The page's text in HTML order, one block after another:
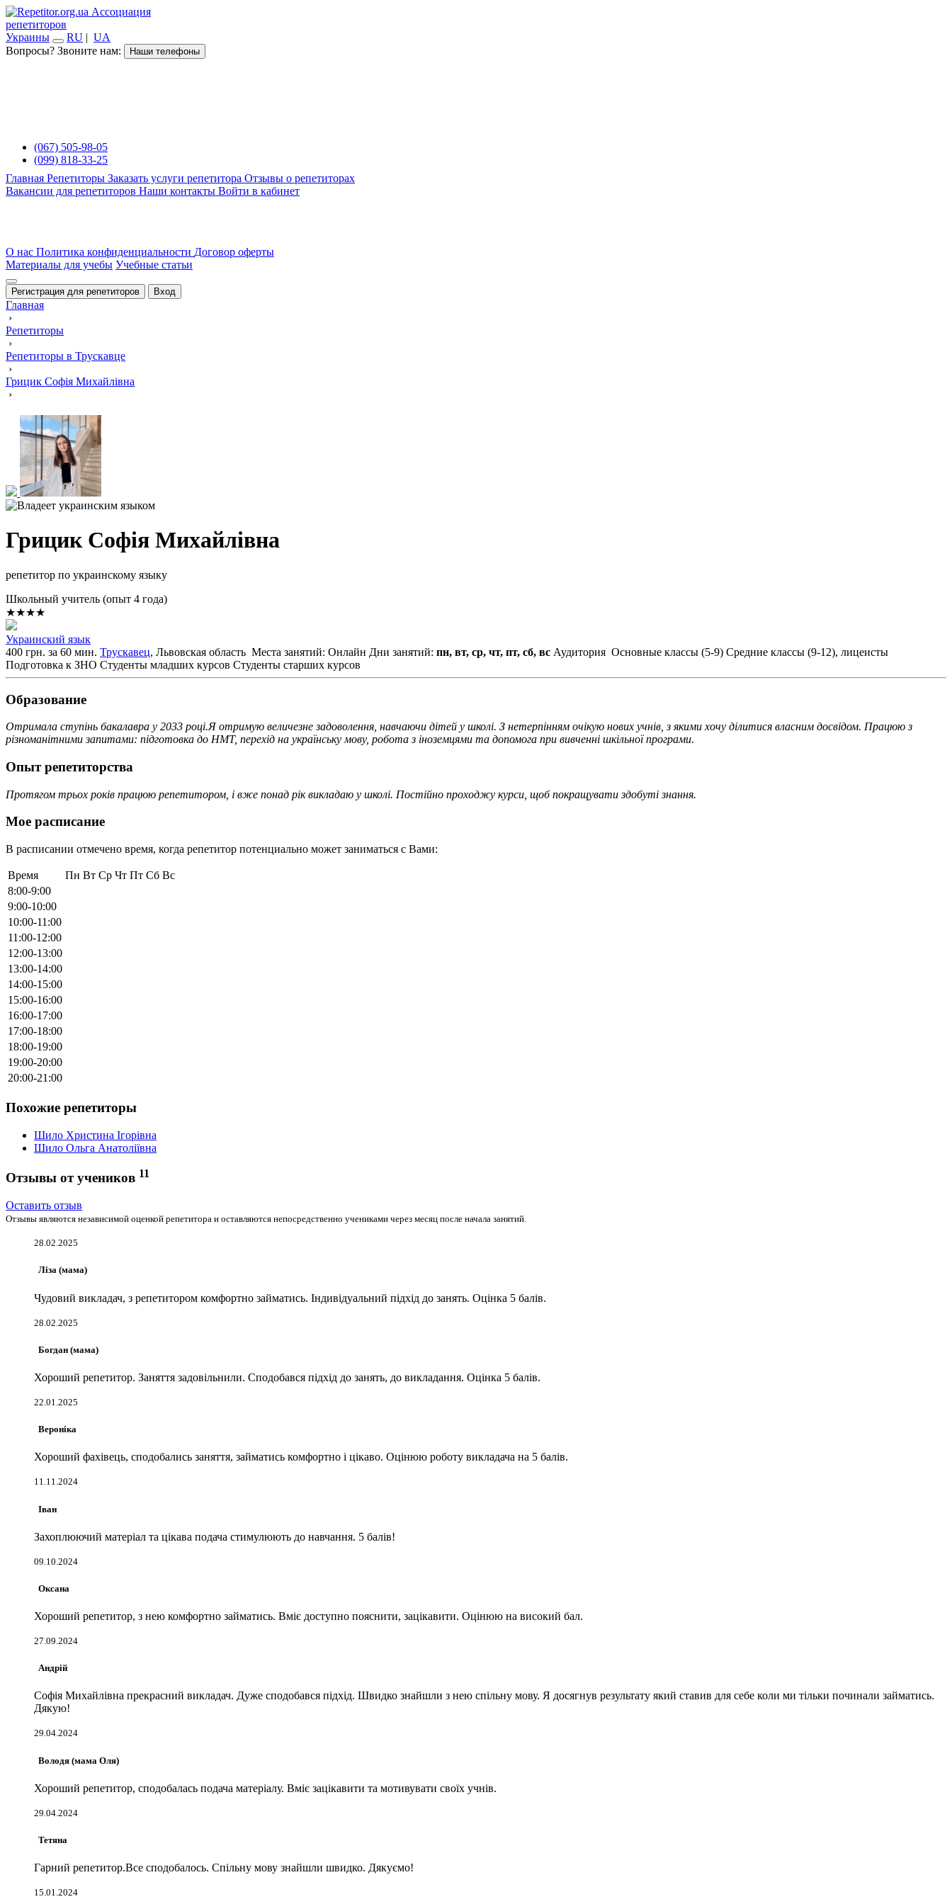
Ассоциация
репетиторов
Украины
RU | UA
Вопросы? Звоните нам:
Наши телефоны
(067) 505-98-05
(099) 818-33-25
Главная Репетиторы Заказать услуги репетитора Отзывы о репетиторах
Вакансии для репетиторов Наши контакты Войти в кабинет
О нас Политика конфиденциальности Договор оферты
Материалы для учебы Учебные статьи
Регистрация для репетиторов Вход
Главная
›
Репетиторы
›
Репетиторы в Трускавце
›
Грицик Софія Михайлівна
›
Грицик Софія Михайлівна
репетитор по украинскому языку
Школьный учитель (опыт 4 года)
★★★★
Украинский язык
400 грн. за 60 мин. Трускавец, Львовская область Места занятий: Онлайн Дни занятий: пн, вт, ср, чт, пт, сб, вс Аудитория Основные классы (5-9) Средние классы (9-12), лицеисты
Подготовка к ЗНО Студенты младших курсов Студенты старших курсов
Образование
Отримала ступінь бакалавра у 2033 році.Я отримую величезне задоволення, навчаючи дітей у школі. З нетерпінням очікую нових учнів, з якими хочу ділитися власним досвідом. Працюю з
різноманітними запитами: підготовка до НМТ, перехід на українську мову, робота з іноземцями та допомога при вивченні шкільної програми.
Опыт репетиторства
Протягом трьох років працюю репетитором, і вже понад рік викладаю у школі. Постійно проходжу курси, щоб покращувати здобуті знання.
Мое расписание
В расписании отмечено время, когда репетитор потенциально может заниматься с Вами:
Время Пн Вт Ср Чт Пт Сб Вс
8:00-9:00
9:00-10:00
10:00-11:00
11:00-12:00
12:00-13:00
13:00-14:00
14:00-15:00
15:00-16:00
16:00-17:00
17:00-18:00
18:00-19:00
19:00-20:00
20:00-21:00
Похожие репетиторы
Шило Христина Ігорівна
Шило Ольга Анатоліївна
Отзывы от учеников 11
Оставить отзыв
Отзывы являются независимой оценкой репетитора и оставляются непосредственно учениками через месяц после начала занятий.
28.02.2025
Ліза (мама)
Чудовий викладач, з репетитором комфортно займатись. Індивідуальний підхід до занять. Оцінка 5 балів.
28.02.2025
Богдан (мама)
Хороший репетитор. Заняття задовільнили. Сподобався підхід до занять, до викладання. Оцінка 5 балів.
22.01.2025
Вероніка
Хороший фахівець, сподобались заняття, займатись комфортно і цікаво. Оцінюю роботу викладача на 5 балів.
11.11.2024
Іван
Захоплюючий матеріал та цікава подача стимулюють до навчання. 5 балів!
09.10.2024
Оксана
Хороший репетитор, з нею комфортно займатись. Вміє доступно пояснити, зацікавити. Оцінюю на високий бал.
27.09.2024
Андрій
Софія Михайлівна прекрасний викладач. Дуже сподобався підхід. Швидко знайшли з нею спільну мову. Я досягнув результату який ставив для себе коли ми тільки починали займатись.
Дякую!
29.04.2024
Володя (мама Оля)
Хороший репетитор, сподобалась подача матеріалу. Вміє зацікавити та мотивувати своїх учнів.
29.04.2024
Тетяна
Гарний репетитор.Все сподобалось. Спільну мову знайшли швидко. Дякуємо!
15.01.2024